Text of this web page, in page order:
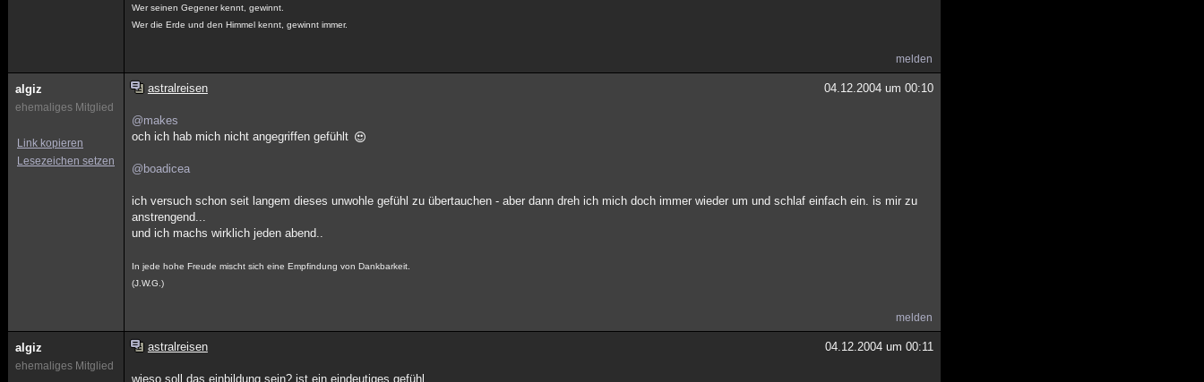
Wer seinen Gegener kennt, gewinnt.
Wer die Erde und den Himmel kennt, gewinnt immer.
melden
algiz
ehemaliges Mitglied
Link kopieren
Lesezeichen setzen
astralreisen 04.12.2004 um 00:10
@makes
och ich hab mich nicht angegriffen gefühlt
@boadicea
ich versuch schon seit langem dieses unwohle gefühl zu übertauchen - aber dann dreh ich mich doch immer wieder um und schlaf einfach ein. is mir zu
anstrengend...
und ich machs wirklich jeden abend..
In jede hohe Freude mischt sich eine Empfindung von Dankbarkeit.
(J.W.G.)
melden
algiz
ehemaliges Mitglied
astralreisen 04.12.2004 um 00:11
wieso soll das einbildung sein? ist ein eindeutiges gefühl..